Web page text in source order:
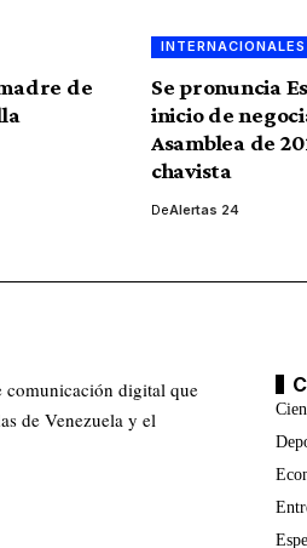
de
INTERNACIONALES
Se pronuncia
inicio de
Asamblea de
chavista
DeAlertas 24
comunicación digital que
de Venezuela y el